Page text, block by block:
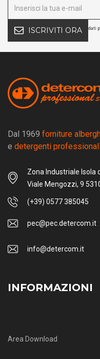
ISCRIVITI ORA dati
Dal 1969 forniture
e detergenti
Zona Industriale Isola
Viale Mengozzi, 9
(+39) 0577 385045
pec@pec.detercom.it
info@detercom.it
INFORMAZIONI
Area Download